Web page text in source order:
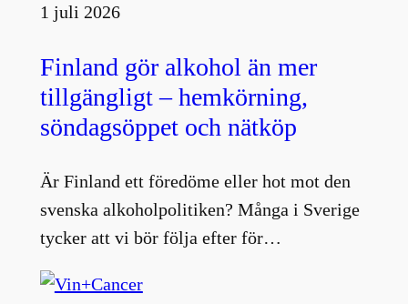
1 juli 2026
Finland gör alkohol än mer
tillgängligt – hemkörning,
söndagsöppet och nätköp
Är Finland ett föredöme eller hot mot den
svenska alkoholpolitiken? Många i Sverige
tycker att vi bör följa efter för…